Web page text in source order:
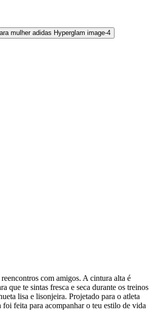
com amigos. A cintura alta é
que te sintas fresca e seca durante os treinos
lisa e lisonjeira. Projetado para o atleta
feita para acompanhar o teu estilo de vida